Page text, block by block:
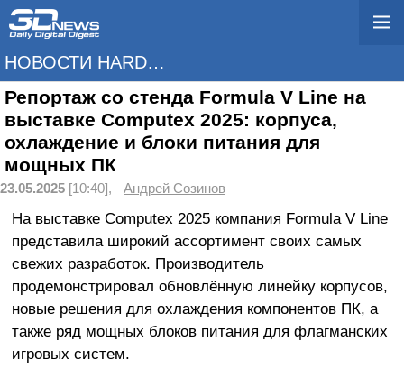
НОВОСТИ HARDWARE
Репортаж со стенда Formula V Line на
выставке Computex 2025: корпуса,
охлаждение и блоки питания для
мощных ПК
23.05.2025 [10:40], Андрей Созинов
На выставке Computex 2025 компания Formula V Line
представила широкий ассортимент своих самых
свежих разработок. Производитель
продемонстрировал обновлённую линейку корпусов,
новые решения для охлаждения компонентов ПК, а
также ряд мощных блоков питания для флагманских
игровых систем.